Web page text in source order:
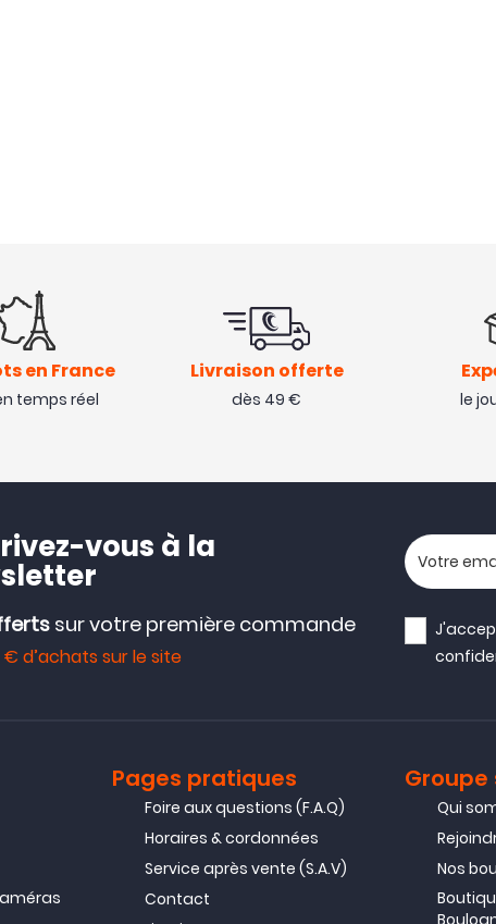
en France
temps réel
Livraison offerte
dès 49 € le
vous à la
sur votre première commande
€ d’achats sur le site
Votre
Pages pratiques
Foire aux questions (F.A.Q)
Horaires & cordonnées
Service après vente (S.A.V)
Contact
Groupe
Qui
Nos